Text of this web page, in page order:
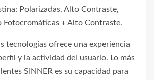
Polarizadas, Alto Contraste,
Fotocromáticas + Alto Contraste.
tecnologías ofrece una experiencia
y la actividad del usuario. Lo más
SINNER es su capacidad para